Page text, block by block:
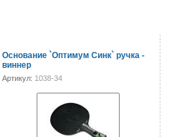
Основание `Оптимум Синк` ручка -
виннер
Артикул: 1038-34